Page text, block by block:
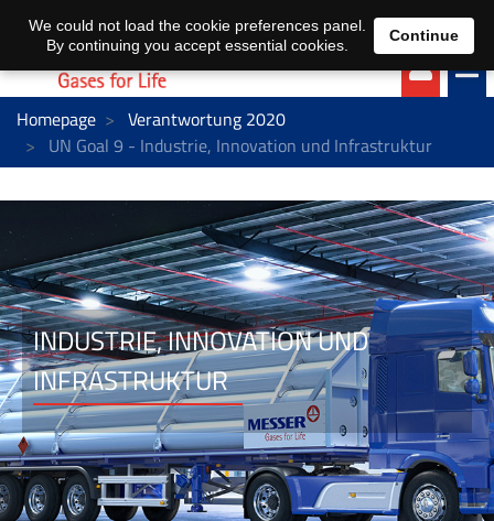
EN DE
Homepage
Verantwortung 2020
UN Goal 9 - Industrie, Innovation und Infrastruktur
INDUSTRIE, INNOVATION UND
INFRASTRUKTUR
We could not load the cookie preferences panel.
By continuing you accept essential cookies.
Continue